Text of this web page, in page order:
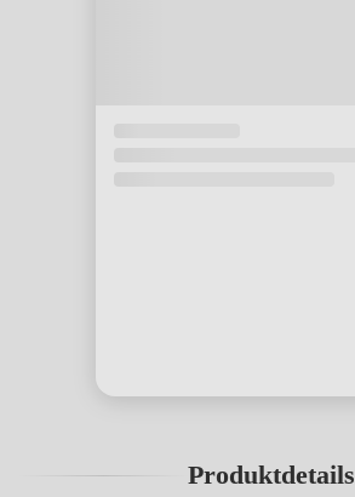
Produktdetails